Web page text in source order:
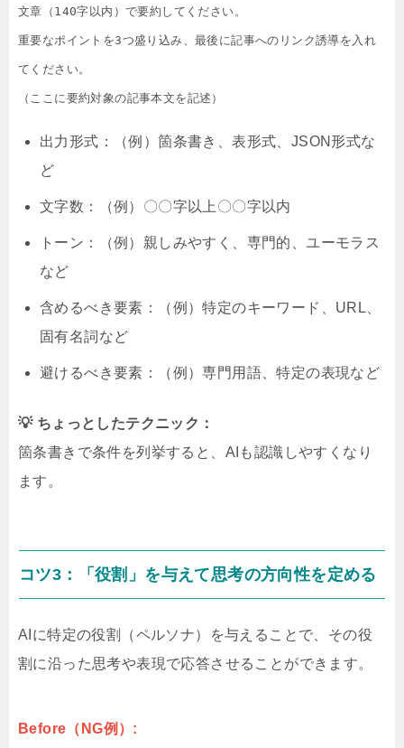
文章（140字以内）で要約してください。
重要なポイントを3つ盛り込み、最後に記事へのリンク誘導を入れ
てください。
（ここに要約対象の記事本文を記述）
出力形式：（例）箇条書き、表形式、JSON形式な
ど
文字数：（例）〇〇字以上〇〇字以内
トーン：（例）親しみやすく、専門的、ユーモラス
など
含めるべき要素：（例）特定のキーワード、URL、
固有名詞など
避けるべき要素：（例）専門用語、特定の表現など
💡 ちょっとしたテクニック：
箇条書きで条件を列挙すると、AIも認識しやすくなり
ます。
コツ3：「役割」を与えて思考の方向性を定める
AIに特定の役割（ペルソナ）を与えることで、その役
割に沿った思考や表現で応答させることができます。
Before（NG例）: